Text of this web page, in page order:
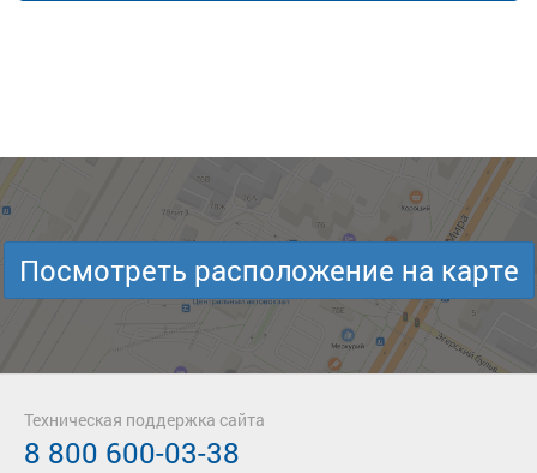
Посмотреть расположение на карте
Техническая поддержка сайта
8 800 600-03-38